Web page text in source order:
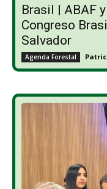
Brasil | ABAF
Congreso
Salvador
Agenda Forestal